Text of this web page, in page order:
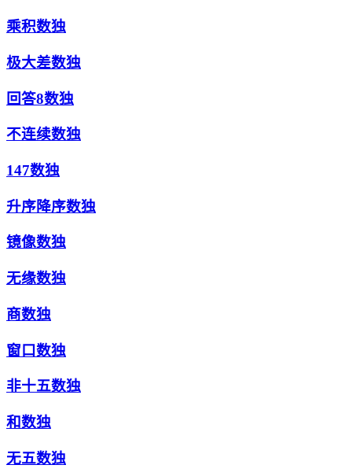
乘积数独
极大差数独
回答8数独
不连续数独
147数独
升序降序数独
镜像数独
无缘数独
商数独
窗口数独
非十五数独
和数独
无五数独